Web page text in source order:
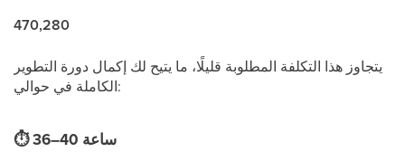
470,280
يتجاوز هذا التكلفة المطلوبة قليلًا، ما يتيح لك إكمال دورة التطوير
الكاملة في حوالي:
⏱ 36–40 ساعة